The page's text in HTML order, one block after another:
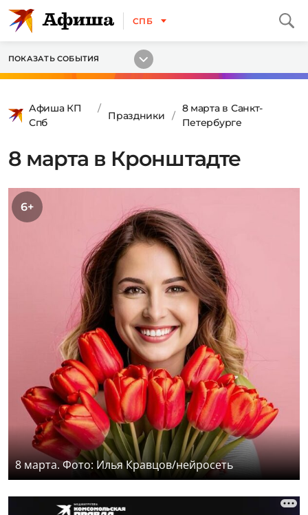
СПБ
ПОКАЗАТЬ СОБЫТИЯ
Афиша КП
Спб
Праздники
8 марта в Санкт-
Петербурге
8 марта в Кронштадте
6+
8 марта. Фото: Илья Кравцов/нейросеть